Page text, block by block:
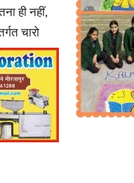
ही नहीं,
चारो